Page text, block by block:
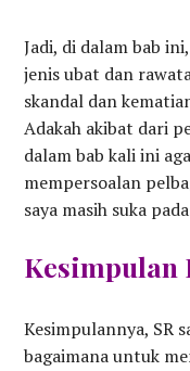
Jadi, di dalam bab
jenis ubat dan
skandal dan
Adakah akibat dari
dalam bab kali ini
mempersoalan
saya masih suka
Kesimpulan
Kesimpulannya, SR
bagaimana untuk